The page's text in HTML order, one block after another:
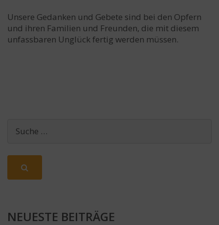
Unsere Gedanken und Gebete sind bei den Opfern
und ihren Familien und Freunden, die mit diesem
unfassbaren Unglück fertig werden müssen.
NEUESTE BEITRÄGE